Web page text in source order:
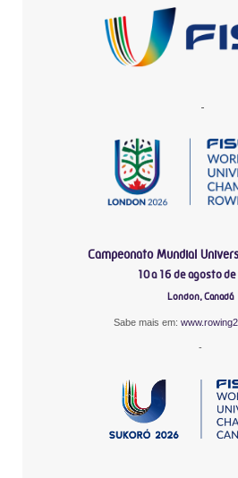
-
Campeonato Mundial
10 a 16 de agosto
London, Canadá
Sabe mais em:
-